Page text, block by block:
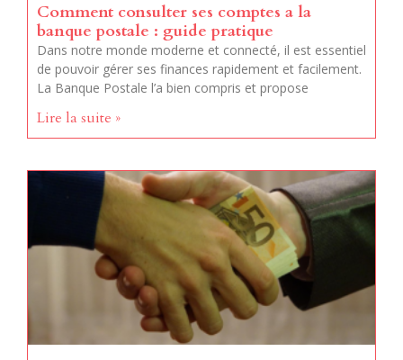
Comment consulter ses comptes a la
banque postale : guide pratique
Dans notre monde moderne et connecté, il est essentiel
de pouvoir gérer ses finances rapidement et facilement.
La Banque Postale l’a bien compris et propose
Lire la suite »